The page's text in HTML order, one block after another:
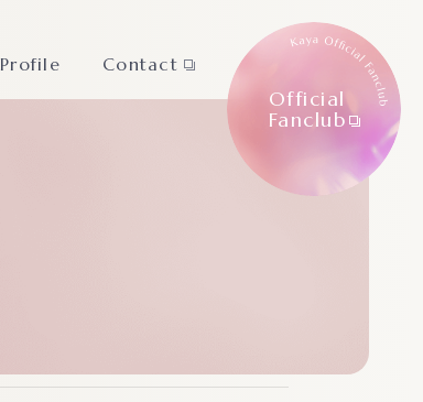
Profile Contact
Official
Fanclub